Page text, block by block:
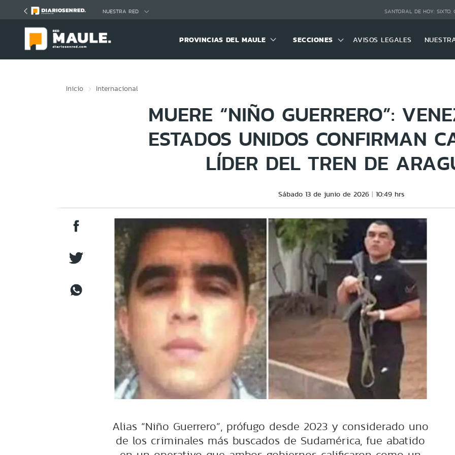
NUESTRA RED SANTORAL DE HOY: SIXTO,
PROVINCIAS DEL MAULE SECCIONES AVISOS LEGALES
Inicio Internacional
MUERE “NIÑO GUERRERO”:
ESTADOS UNIDOS CONFIRMAN
LÍDER DEL TREN DE
Sábado 13 de junio de 2026 10:49 hrs
Alias “Niño Guerrero”, prófugo desde 2023 y considerado uno
de los criminales más buscados de Sudamérica, fue abatido